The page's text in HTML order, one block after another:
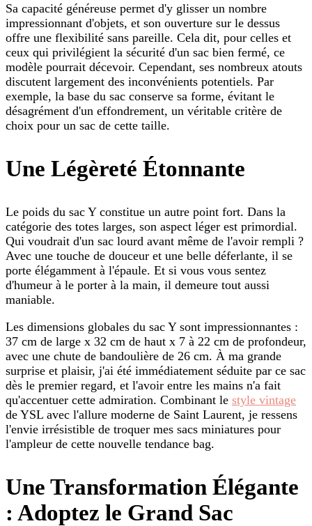
Sa capacité généreuse permet d'y glisser un nombre
impressionnant d'objets, et son ouverture sur le dessus
offre une flexibilité sans pareille. Cela dit, pour celles et
ceux qui privilégient la sécurité d'un sac bien fermé, ce
modèle pourrait décevoir. Cependant, ses nombreux atouts
discutent largement des inconvénients potentiels. Par
exemple, la base du sac conserve sa forme, évitant le
désagrément d'un effondrement, un véritable critère de
choix pour un sac de cette taille.
Une Légèreté Étonnante
Le poids du sac Y constitue un autre point fort. Dans la
catégorie des totes larges, son aspect léger est primordial.
Qui voudrait d'un sac lourd avant même de l'avoir rempli ?
Avec une touche de douceur et une belle déferlante, il se
porte élégamment à l'épaule. Et si vous vous sentez
d'humeur à le porter à la main, il demeure tout aussi
maniable.
Les dimensions globales du sac Y sont impressionnantes :
37 cm de large x 32 cm de haut x 7 à 22 cm de profondeur,
avec une chute de bandoulière de 26 cm. À ma grande
surprise et plaisir, j'ai été immédiatement séduite par ce sac
dès le premier regard, et l'avoir entre les mains n'a fait
qu'accentuer cette admiration. Combinant le style vintage
de YSL avec l'allure moderne de Saint Laurent, je ressens
l'envie irrésistible de troquer mes sacs miniatures pour
l'ampleur de cette nouvelle tendance bag.
Une Transformation Élégante
: Adoptez le Grand Sac